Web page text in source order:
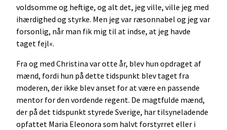
voldsomme og heftige, og alt det, jeg ville, ville jeg med
ihærdighed og styrke. Men jeg var ræsonnabel og jeg var
forsonlig, når man fik mig til at indse, at jeg havde
taget fejl«.
Fra og med Christina var otte år, blev hun opdraget af
mænd, fordi hun på dette tidspunkt blev taget fra
moderen, der ikke blev anset for at være en passende
mentor for den vordende regent. De magtfulde mænd,
der på det tidspunkt styrede Sverige, har tilsyneladende
opfattet Maria Eleonora som halvt forstyrret eller i